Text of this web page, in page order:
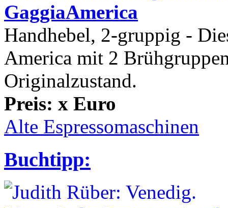
GaggiaAmerica
Handhebel, 2-gruppig -
America mit 2
Originalzustand.
Preis: x Euro
Alte Espressomaschinen
Buchtipp: